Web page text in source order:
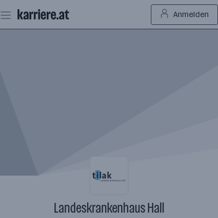
Seiteninhalt
springen
Anmelden
Landeskrankenhaus Hall